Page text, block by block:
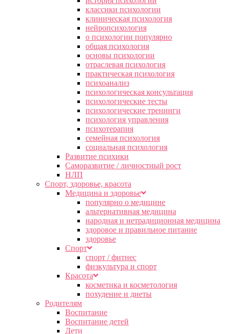
классики психологии
клиническая психология
нейропсихология
о психологии популярно
общая психология
основы психологии
отраслевая психология
практическая психология
психоанализ
психологическая консультация
психологические тесты
психологические тренинги
психология управления
психотерапия
семейная психология
социальная психология
Развитие психики
Саморазвитие / личностный рост
НЛП
Спорт, здоровье, красота
Медицина и здоровье
популярно о медицине
альтернативная медицина
народная и нетрадиционная медицина
здоровое и правильное питание
здоровье
Спорт
спорт / фитнес
физкультура и спорт
Красота
косметика и косметология
похудение и диеты
Родителям
Воспитание
Воспитание детей
Дети